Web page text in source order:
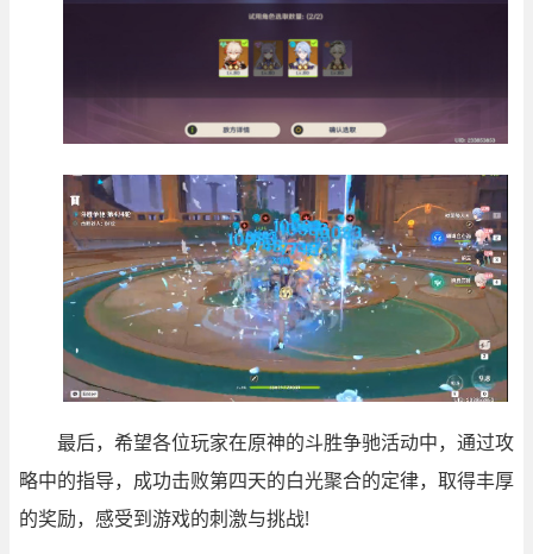
最后，希望各位玩家在原神的斗胜争驰活动中，通过攻
略中的指导，成功击败第四天的白光聚合的定律，取得丰厚
的奖励，感受到游戏的刺激与挑战!